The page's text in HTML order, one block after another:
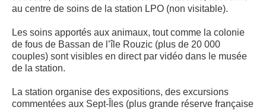
au centre de soins de la station LPO (non visitable).
Les soins apportés aux animaux, tout comme la colonie
de fous de Bassan de l’île Rouzic (plus de 20 000
couples) sont visibles en direct par vidéo dans le musée
de la station.
La station organise des expositions, des excursions
commentées aux Sept-Îles (plus grande réserve française